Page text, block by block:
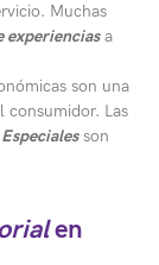
Muchas
experienciasa
son una
consumidor. Las
son
en